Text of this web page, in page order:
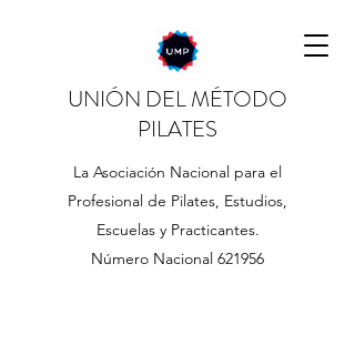
UNIÓN DEL MÉTODO
PILATES
La Asociación Nacional para el
Profesional de Pilates, Estudios,
Escuelas y Practicantes.
Número Nacional 621956